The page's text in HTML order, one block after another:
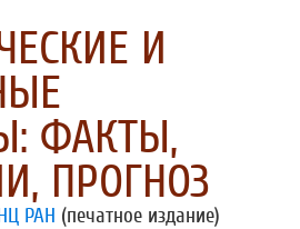
И
ФАКТЫ,
ПРОГНОЗ
РАН (печатное издание)